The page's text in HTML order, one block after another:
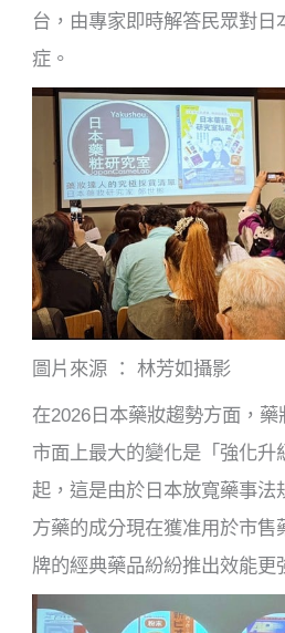
台，由專家即時解答民眾對日
症。
圖片來源 ： 林芳如攝影
在2026日本藥妝趨勢方面，藥
市面上最大的變化是「強化升
起，這是由於日本放寬藥事法
方藥的成分現在獲准用於市售
牌的經典藥品紛紛推出效能更